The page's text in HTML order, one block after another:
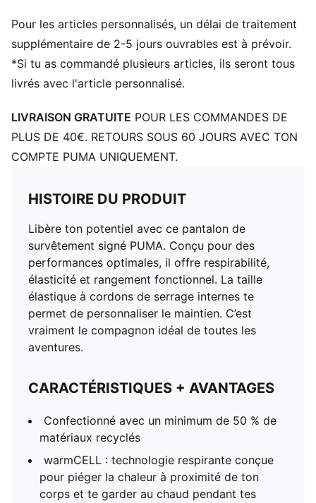
Pour les articles personnalisés, un délai de traitement
supplémentaire de 2-5 jours ouvrables est à prévoir.
*Si tu as commandé plusieurs articles, ils seront tous
livrés avec l'article personnalisé.
LIVRAISON GRATUITE POUR LES COMMANDES DE
PLUS DE 40€. RETOURS SOUS 60 JOURS AVEC TON
COMPTE PUMA UNIQUEMENT.
HISTOIRE DU PRODUIT
Libère ton potentiel avec ce pantalon de
survêtement signé PUMA. Conçu pour des
performances optimales, il offre respirabilité,
élasticité et rangement fonctionnel. La taille
élastique à cordons de serrage internes te
permet de personnaliser le maintien. C’est
vraiment le compagnon idéal de toutes les
aventures.
CARACTÉRISTIQUES + AVANTAGES
Confectionné avec un minimum de 50 % de
matériaux recyclés
warmCELL : technologie respirante conçue
pour piéger la chaleur à proximité de ton
corps et te garder au chaud pendant tes